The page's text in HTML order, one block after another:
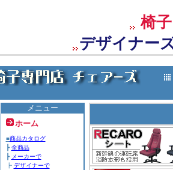
椅子
デザイナー
メニュー
ホーム
■商品カタログ
┣ 全商品
┣ メーカーで
┣ デザイナーで